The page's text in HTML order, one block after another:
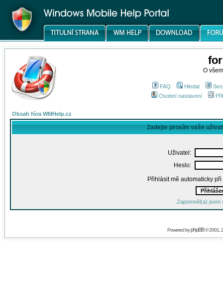
O
FAQ Hledat
Osobní nastavení
Obsah fóra WMHelp.cz
Zadejte prosím vaše
Uživatel:
Heslo:
Přihlásit mě automaticky
Zapomněl(a) jsem
Powered byphpBB© 2001,